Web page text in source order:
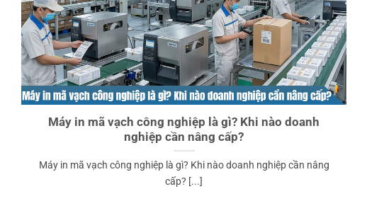
Máy in mã vạch công nghiệp là gì? Khi nào doanh
nghiệp cần nâng cấp?
Máy in mã vạch công nghiệp là gì? Khi nào doanh nghiệp cần nâng
cấp? [...]